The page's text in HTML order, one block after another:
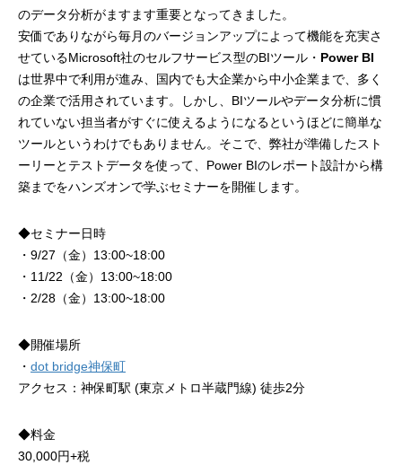
のデータ分析がますます重要となってきました。
安価でありながら毎月のバージョンアップによって機能を充実さ
せているMicrosoft社のセルフサービス型のBIツール・ Power BI
は世界中で利用が進み、国内でも大企業から中小企業まで、多く
の企業で活用されています。しかし、BIツールやデータ分析に慣
れていない担当者がすぐに使えるようになるというほどに簡単な
ツールというわけでもありません。そこで、弊社が準備したスト
ーリーとテストデータを使って、Power BIのレポート設計から構
築までをハンズオンで学ぶセミナーを開催します。
◆セミナー日時
・9/27（金）13:00~18:00
・11/22（金）13:00~18:00
・2/28（金）13:00~18:00
◆開催場所
・ dot bridge神保町
アクセス：神保町駅 (東京メトロ半蔵門線) 徒歩2分
◆料金
30,000円+税